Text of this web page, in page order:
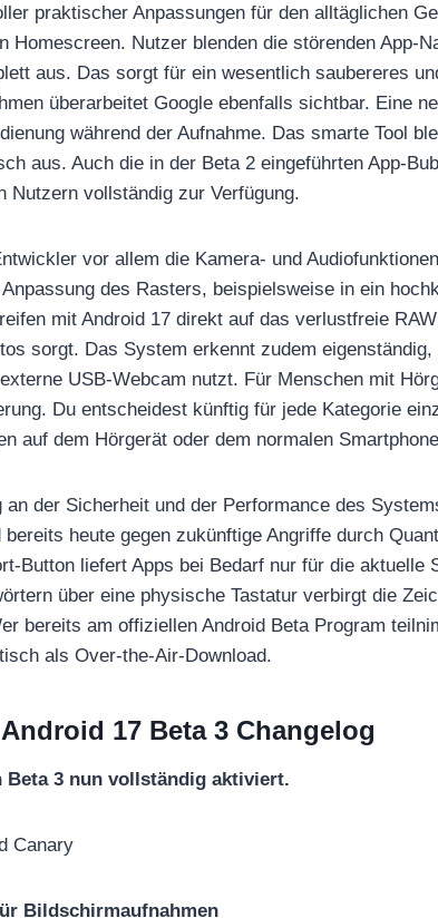
praktischer Anpassungen für den alltäglichen
Homescreen. Nutzer blenden die störenden App-
aus. Das sorgt für ein wesentlich saubereres
überarbeitet Google ebenfalls sichtbar. Eine
während der Aufnahme. Das smarte Tool
aus. Auch die in der Beta 2 eingeführten App-
Nutzern vollständig zur Verfügung.
vor allem die Kamera- und
des Rasters, beispielsweise in ein
mit Android 17 direkt auf das verlustfreie
sorgt. Das System erkennt zudem eigenständig,
USB-Webcam nutzt. Für Menschen mit
Du entscheidest künftig für jede Kategorie
auf dem Hörgerät oder dem normalen
der Sicherheit und der Performance des
heute gegen zukünftige Angriffe durch
Button liefert Apps bei Bedarf nur für die aktuelle
über eine physische Tastatur verbirgt die
bereits am offiziellen Android Beta Program
als Over-the-Air-Download.
Android 17 Beta 3 Changelog
3 nun vollständig aktiviert.
Canary
Bildschirmaufnahmen